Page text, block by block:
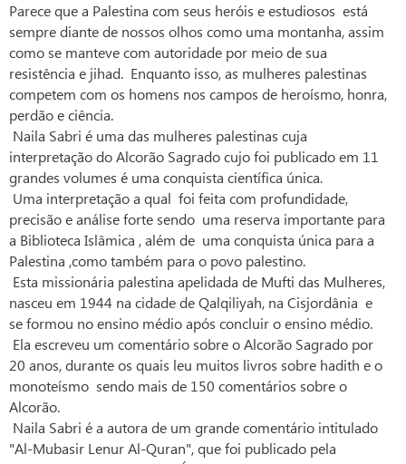
Parece que a Palestina com seus heróis e estudiosos está
sempre diante de nossos olhos como uma montanha, assim
como se manteve com autoridade por meio de sua
resistência e jihad. Enquanto isso, as mulheres palestinas
competem com os homens nos campos de heroísmo, honra,
perdão e ciência.
Naila Sabri é uma das mulheres palestinas cuja
interpretação do Alcorão Sagrado cujo foi publicado em 11
grandes volumes é uma conquista científica única.
Uma interpretação a qual foi feita com profundidade,
precisão e análise forte sendo uma reserva importante para
a Biblioteca Islâmica , além de uma conquista única para a
Palestina ,como também para o povo palestino.
Esta missionária palestina apelidada de Mufti das Mulheres,
nasceu em 1944 na cidade de Qalqiliyah, na Cisjordânia e
se formou no ensino médio após concluir o ensino médio.
Ela escreveu um comentário sobre o Alcorão Sagrado por
20 anos, durante os quais leu muitos livros sobre hadith e o
monoteísmo sendo mais de 150 comentários sobre o
Alcorão.
Naila Sabri é a autora de um grande comentário intitulado
"Al-Mubasir Lenur Al-Quran", que foi publicado pela